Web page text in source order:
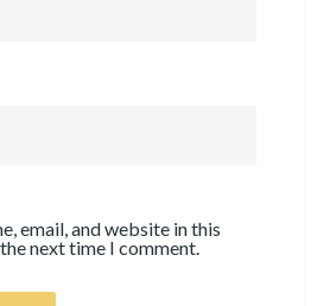
email, and website in this
next time I comment.